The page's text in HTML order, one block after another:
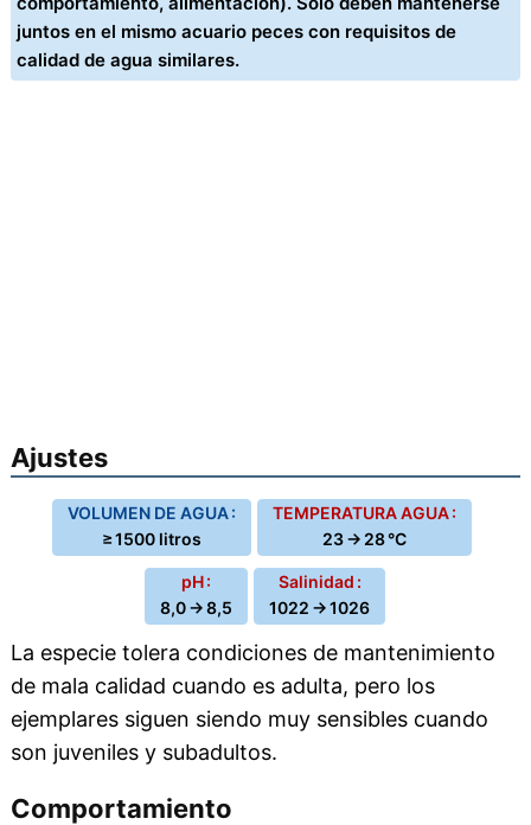
juntos en el mismo acuario peces con requisitos de
calidad de agua similares.
Ajustes
VOLUMEN DE AGUA :
≥ 1500 litros
TEMPERATURA AGUA :
23 → 28 °C
pH :
8,0 → 8,5
Salinidad :
1022 → 1026
La especie tolera condiciones de mantenimiento
de mala calidad cuando es adulta, pero los
ejemplares siguen siendo muy sensibles cuando
son juveniles y subadultos.
Comportamiento